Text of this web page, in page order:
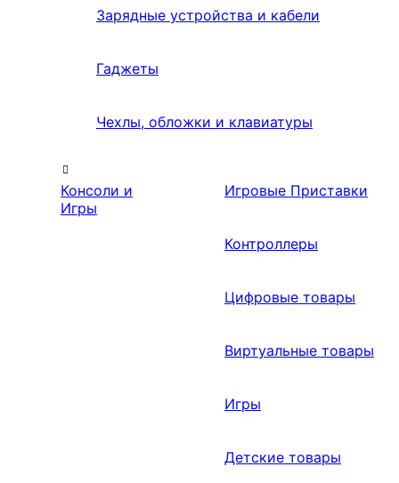
Зарядные устройства и кабели
Гаджеты
Чехлы, обложки и клавиатуры
Консоли и
Игры
Игровые Приставки
Контроллеры
Цифровые товары
Виртуальные товары
Игры
Детские товары